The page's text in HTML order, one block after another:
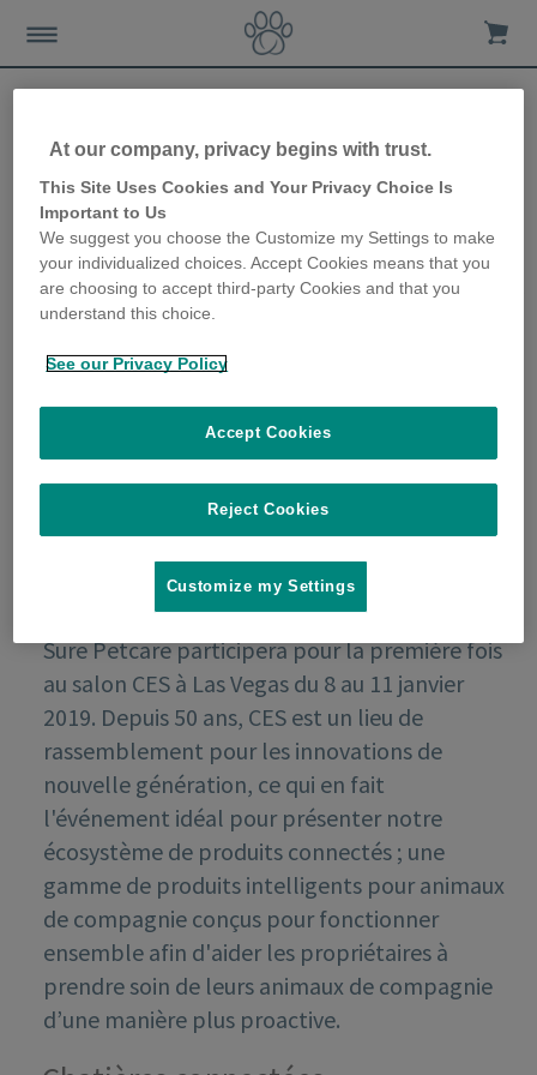
Sure Petcare présente les
produits de son
écosystème connecté à CES
Sure Petcare participera pour la première fois
au salon CES à Las Vegas du 8 au 11 janvier
2019. Depuis 50 ans, CES est un lieu de
rassemblement pour les innovations de
nouvelle génération, ce qui en fait
l'événement idéal pour présenter notre
écosystème de produits connectés ; une
gamme de produits intelligents pour animaux
de compagnie conçus pour fonctionner
ensemble afin d'aider les propriétaires à
prendre soin de leurs animaux de compagnie
d’une manière plus proactive.
At our company, privacy begins with trust.
This Site Uses Cookies and Your Privacy Choice Is
Important to Us
We suggest you choose the Customize my Settings to make
your individualized choices. Accept Cookies means that you
are choosing to accept third-party Cookies and that you
understand this choice.
See our Privacy Policy
Reject Cookies
Accept Cookies
Customize my Settings